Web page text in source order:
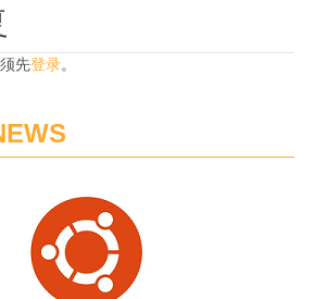
先登录。